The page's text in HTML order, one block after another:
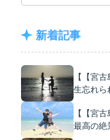
新着記事
【【宮
生忘れら
【【宮
最高の